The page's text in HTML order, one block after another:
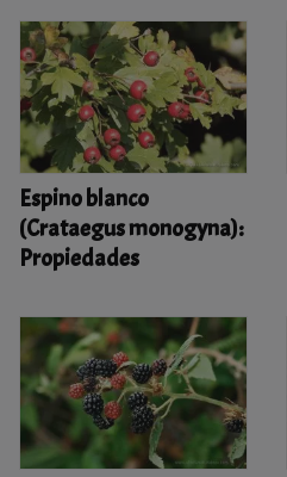
Espino blanco
(Crataegus monogyna):
Propiedades